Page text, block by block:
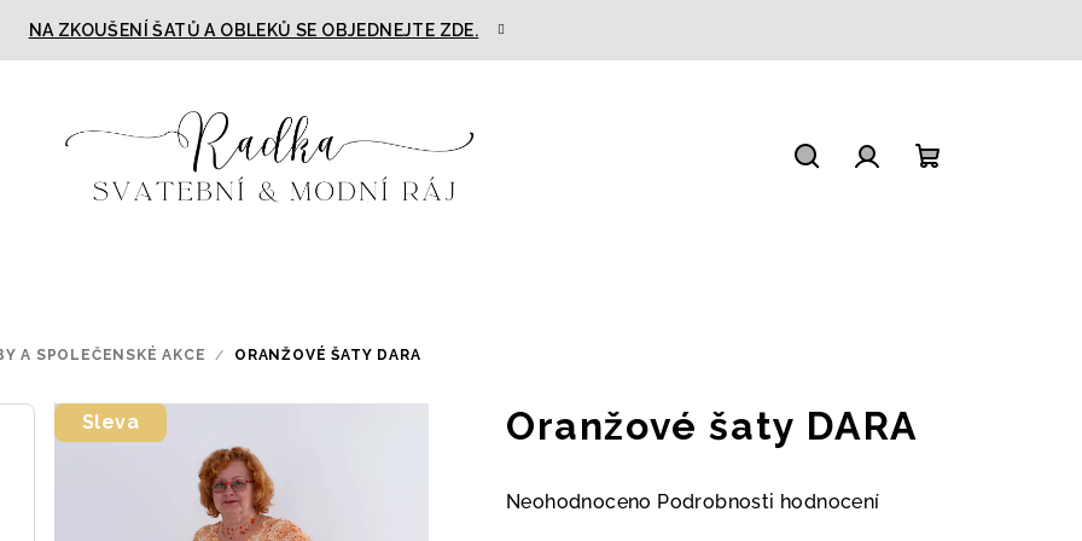
NA ZKOUŠENÍ ŠATŮ A OBLEKŮ SE OBJEDNEJTE ZDE.
A SPOLEČENSKÉ AKCE / ORANŽOVÉ ŠATY DARA
Oranžové šaty DARA
Průměrné
Neohodnoceno Podrobnosti hodnocení
Sleva